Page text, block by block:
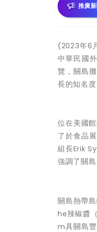
推廣
(2023年6
中華民國
覽，關島
長的知名度
位在美國
了於食品
組長Erik
強調了關
關島熱帶
he辣椒醬
m具關島